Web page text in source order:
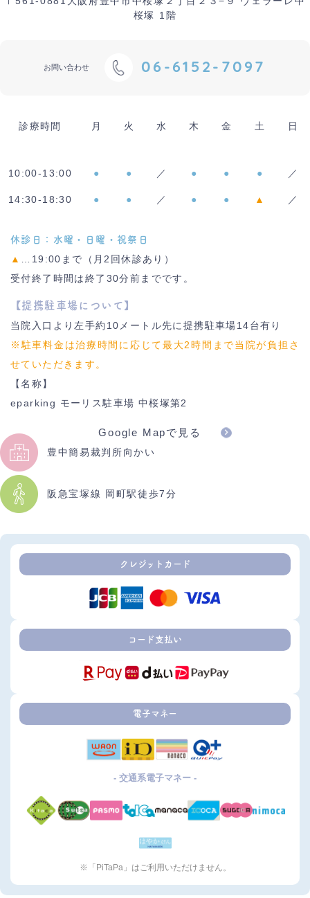
桜塚 1階
お問い合わせ 06-6152-7097
診療時間 月 火 水 木 金 土 日
10:00-13:00 ● ● ／ ● ● ● ／
14:30-18:30 ● ● ／ ● ● ▲ ／
休診日：水曜・日曜・祝祭日
▲
…19:00まで（月2回休診あり）
受付終了時間は終了30分前までです。
【提携駐車場について】
当院入口より左手約10メートル先に提携駐車場14台有り
※駐車料金は治療時間に応じて最大2時間まで当院が負担さ
せていただきます。
【名称】
eparking モーリス駐車場 中桜塚第2
Google Mapで見る
豊中簡易裁判所向かい
阪急宝塚線 岡町駅徒歩7分
クレジットカード
コード支払い
電子マネー
- 交通系電子マネー -
※「PiTaPa」はご利用いただけません。